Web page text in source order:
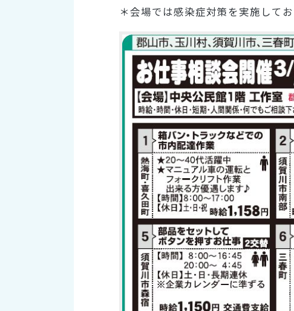
＊会場では感染症対策を実施して